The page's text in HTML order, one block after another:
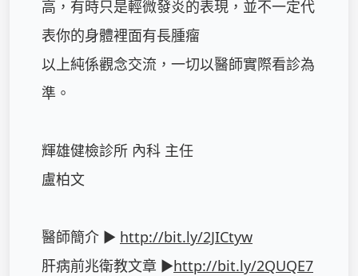
高，有時只是輕微發炎的表現，並不一定代
表你的身體裡面有長腫瘤
以上純係觀念交流，一切以醫師實際看診為
準。
輝雄健檢診所 內科 主任
盧柏文
醫師簡介 ► http://bit.ly/2JICtyw
肝病前兆衛教文章 ►http://bit.ly/2QUQE7